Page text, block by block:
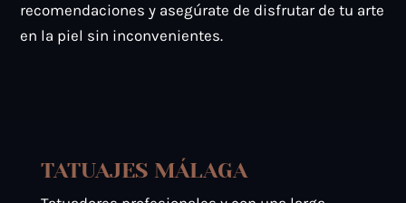
recomendaciones y asegúrate de disfrutar de tu arte
en la piel sin inconvenientes.
TATUAJES MÁLAGA